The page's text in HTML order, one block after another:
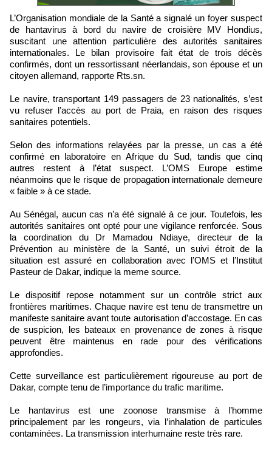
L’Organisation mondiale de la Santé a signalé un foyer suspect
de hantavirus à bord du navire de croisière MV Hondius,
suscitant une attention particulière des autorités sanitaires
internationales. Le bilan provisoire fait état de trois décès
confirmés, dont un ressortissant néerlandais, son épouse et un
citoyen allemand, rapporte Rts.sn.
Le navire, transportant 149 passagers de 23 nationalités, s’est
vu refuser l’accès au port de Praia, en raison des risques
sanitaires potentiels.
Selon des informations relayées par la presse, un cas a été
confirmé en laboratoire en Afrique du Sud, tandis que cinq
autres restent à l’état suspect. L’OMS Europe estime
néanmoins que le risque de propagation internationale demeure
« faible » à ce stade.
Au Sénégal, aucun cas n’a été signalé à ce jour. Toutefois, les
autorités sanitaires ont opté pour une vigilance renforcée. Sous
la coordination du Dr Mamadou Ndiaye, directeur de la
Prévention au ministère de la Santé, un suivi étroit de la
situation est assuré en collaboration avec l’OMS et l’Institut
Pasteur de Dakar, indique la meme source.
Le dispositif repose notamment sur un contrôle strict aux
frontières maritimes. Chaque navire est tenu de transmettre un
manifeste sanitaire avant toute autorisation d’accostage. En cas
de suspicion, les bateaux en provenance de zones à risque
peuvent être maintenus en rade pour des vérifications
approfondies.
Cette surveillance est particulièrement rigoureuse au port de
Dakar, compte tenu de l’importance du trafic maritime.
Le hantavirus est une zoonose transmise à l’homme
principalement par les rongeurs, via l’inhalation de particules
contaminées. La transmission interhumaine reste très rare.